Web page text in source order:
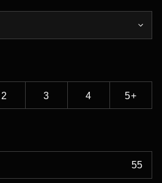
2 3 4 5+